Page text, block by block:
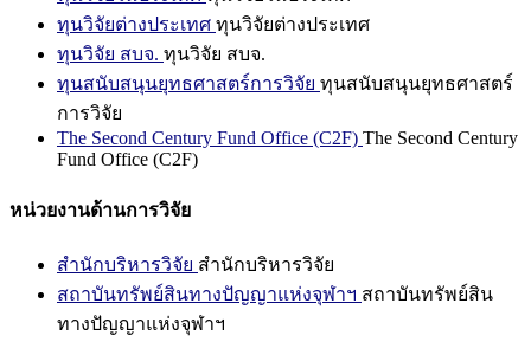
ทุนวิจัยต่างประเทศ ทุนวิจัยต่างประเทศ
ทุนวิจัย สบจ. ทุนวิจัย สบจ.
ทุนสนับสนุนยุทธศาสตร์การวิจัย ทุนสนับสนุนยุทธศาสตร์
การวิจัย
The Second Century Fund Office (C2F) The Second Century
Fund Office (C2F)
หน่วยงานด้านการวิจัย
สำนักบริหารวิจัย สำนักบริหารวิจัย
สถาบันทรัพย์สินทางปัญญาแห่งจุฬาฯ สถาบันทรัพย์สิน
ทางปัญญาแห่งจุฬาฯ